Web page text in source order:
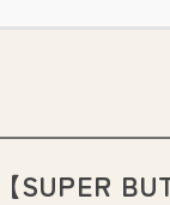
【SUPER